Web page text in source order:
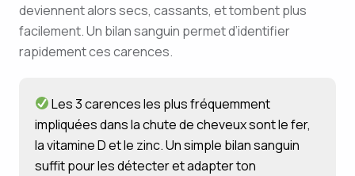
deviennent alors secs, cassants, et tombent plus
facilement. Un bilan sanguin permet d’identifier
rapidement ces carences.
Les 3 carences les plus fréquemment
impliquées dans la chute de cheveux sont le fer,
la vitamine D et le zinc. Un simple bilan sanguin
suffit pour les détecter et adapter ton